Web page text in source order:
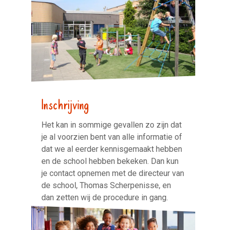
Inschrijving
Het kan in sommige gevallen zo zijn dat
je al voorzien bent van alle informatie of
dat we al eerder kennisgemaakt hebben
en de school hebben bekeken. Dan kun
je contact opnemen met de directeur van
de school, Thomas Scherpenisse, en
dan zetten wij de procedure in gang.